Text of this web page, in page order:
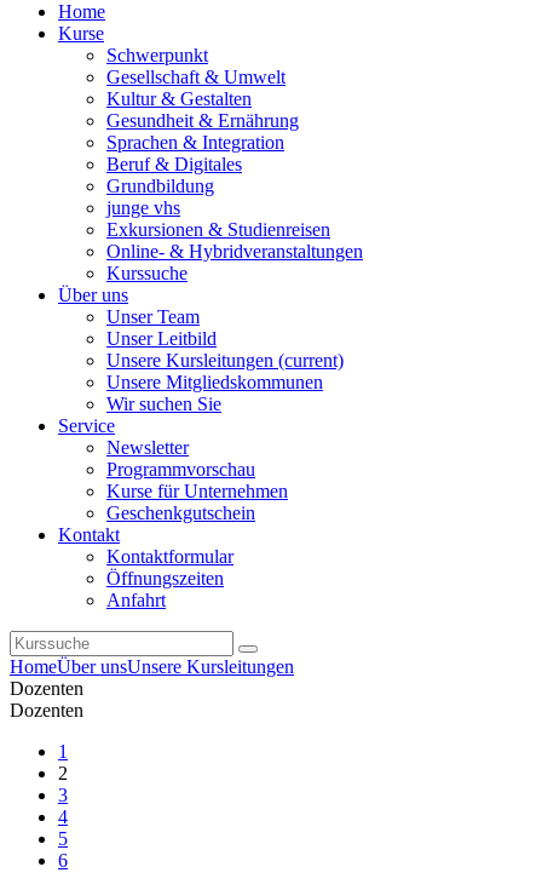
Home
Kurse
Schwerpunkt
Gesellschaft & Umwelt
Kultur & Gestalten
Gesundheit & Ernährung
Sprachen & Integration
Beruf & Digitales
Grundbildung
junge vhs
Exkursionen & Studienreisen
Online- & Hybridveranstaltungen
Kurssuche
Über uns
Unser Team
Unser Leitbild
Unsere Kursleitungen (current)
Unsere Mitgliedskommunen
Wir suchen Sie
Service
Newsletter
Programmvorschau
Kurse für Unternehmen
Geschenkgutschein
Kontakt
Kontaktformular
Öffnungszeiten
Anfahrt
HomeÜber unsUnsere Kursleitungen
Dozenten
Dozenten
1
2
3
4
5
6